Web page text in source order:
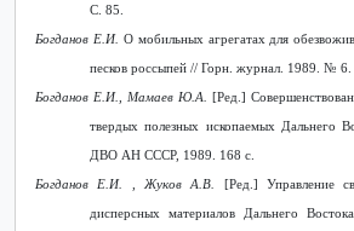
С. 85.
Богданов Е.И. О мобильных агрегатах для
песков россыпей // Горн. журнал. 1989. № 6.
Богданов Е.И., Мамаев Ю.А. [Ред.]
твердых полезных ископаемых Дальнего
ДВО АН СССР, 1989. 168 с.
Богданов Е.И. , Жуков А.В. [Ред.] Управление
дисперсных материалов Дальнего